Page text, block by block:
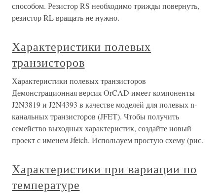
способом. Резистор RS необходимо трижды повернуть,
резистор RL вращать не нужно.
Характеристики полевых
транзисторов
Характеристики полевых транзисторов
Демонстрационная версия OrCAD имеет компоненты
J2N3819 и J2N4393 в качестве моделей для полевых n-
канальных транзисторов (JFET). Чтобы получить
семейство выходных характеристик, создайте новый
проект с именем Jfetch. Используем простую схему (рис.
Характеристики при вариации по
температуре